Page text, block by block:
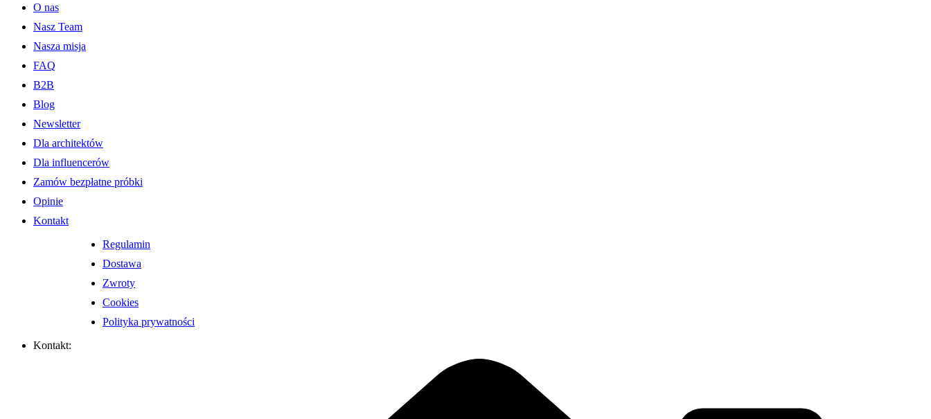
O nas
Nasz Team
Nasza misja
FAQ
B2B
Blog
Newsletter
Dla architektów
Dla influencerów
Zamów bezpłatne próbki
Opinie
Kontakt
Regulamin
Dostawa
Zwroty
Cookies
Polityka prywatności
Kontakt: